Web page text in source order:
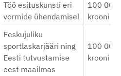
Töö esituskunsti eri
vormide ühendamisel
100 000
krooni
Eeskujuliku
sportlaskarjääri ning
Eesti tutvustamise
eest maailmas
100 000
krooni